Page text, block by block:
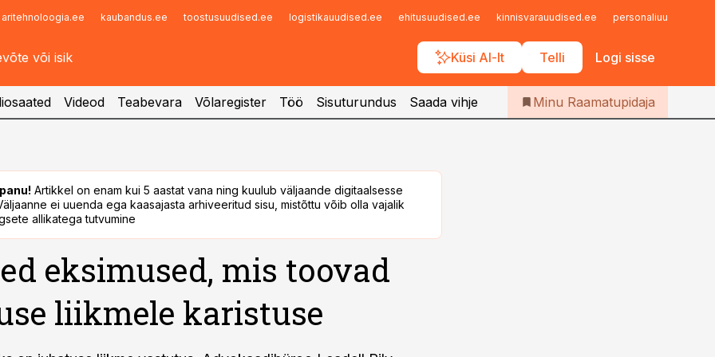
aritehnoloogia.ee kaubandus.ee toostusuudised.ee logistikauudised.ee ehitusuudised.ee kinnisvarauudised.ee personaliuudised.ee
Küsi AI-lt Telli Logi sisse
Infopank
Iseteenindus
Telli Raamatupidaja
Videod Teabevara Võlaregister Töö Sisuturundus Saada vihje Minu Raamatupidaja
Artikkel on enam kui 5 aastat vana ning kuulub väljaande digitaalsesse
ei uuenda ega kaasajasta arhiveeritud sisu, mistõttu võib olla vajalik
allikatega tutvumine
eksimused, mis toovad
liikmele karistuse